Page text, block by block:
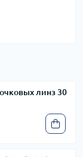
линз 30